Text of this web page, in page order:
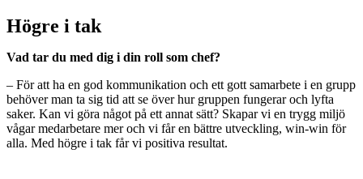
Högre i tak
Vad tar du med dig i din roll som chef?
– För att ha en god kommunikation och ett gott samarbete i en grupp
behöver man ta sig tid att se över hur gruppen fungerar och lyfta
saker. Kan vi göra något på ett annat sätt? Skapar vi en trygg miljö
vågar medarbetare mer och vi får en bättre utveckling, win-win för
alla. Med högre i tak får vi positiva resultat.